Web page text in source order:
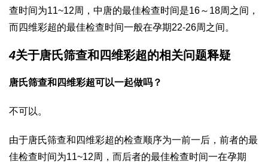
查时间为11~12周，中唐的最佳检查时间是16～18周之间，
而四维彩超的最佳检查时间一般在孕期22-26周之间。
4关于唐氏筛查和四维彩超的相关问题释疑
唐氏筛查和四维彩超可以一起做吗？
不可以。
由于唐氏筛查和四维彩超的检查顺序为一前一后，前者的最
佳检查时间为11~12周，而后者的最佳检查时间一在孕期